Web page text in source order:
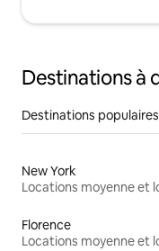
Destinations à
Destinations
New York
Florence